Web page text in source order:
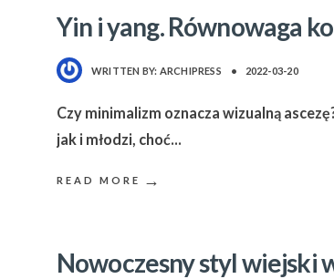
Yin i yang. Równowaga
WRITTEN BY: ARCHIPRESS • 2022-03-20
Czy minimalizm oznacza wizualną
jak i młodzi, choć...
READ MORE →
Nowoczesny styl wiejski